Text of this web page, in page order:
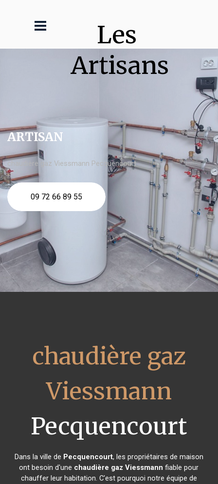
Les
Artisans
ARTISAN
chaudière gaz Viessmann Pecquencourt
09 72 66 89 55
chaudière gaz
Viessmann
Pecquencourt
Dans la ville de Pecquencourt, les propriétaires de maison
ont besoin d'une chaudière gaz Viessmann fiable pour
chauffer leur habitation. C'est pourquoi notre équipe de